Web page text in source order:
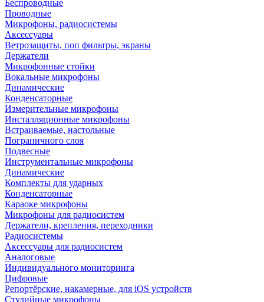
Беспроводные
Проводные
Микрофоны, радиосистемы
Аксессуары
Ветрозащиты, поп фильтры, экраны
Держатели
Микрофонные стойки
Вокальные микрофоны
Динамические
Конденсаторные
Измерительные микрофоны
Инсталляционные микрофоны
Встраиваемые, настольные
Пограничного слоя
Подвесные
Инструментальные микрофоны
Динамические
Комплекты для ударных
Конденсаторные
Караоке микрофоны
Микрофоны для радиосистем
Держатели, крепления, переходники
Радиосистемы
Аксессуары для радиосистем
Аналоговые
Индивидуального мониторинга
Цифровые
Репортёрские, накамерные, для iOS устройств
Студийные микрофоны